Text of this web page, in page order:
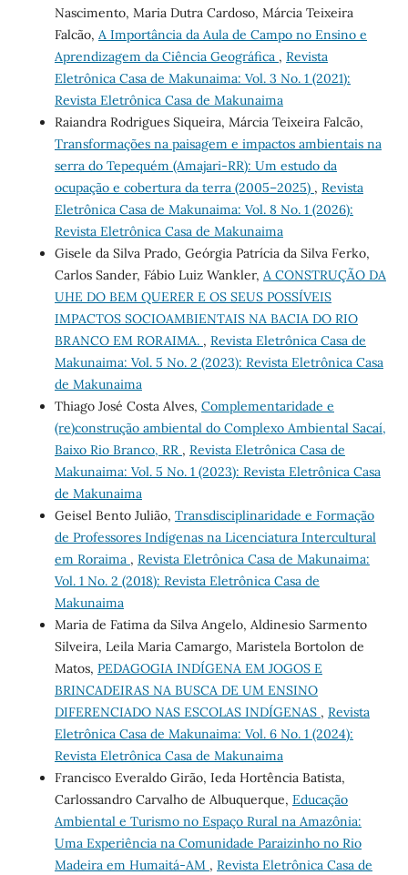
Nascimento, Maria Dutra Cardoso, Márcia Teixeira
Falcão, A Importância da Aula de Campo no Ensino e
Aprendizagem da Ciência Geográfica , Revista
Eletrônica Casa de Makunaima: Vol. 3 No. 1 (2021):
Revista Eletrônica Casa de Makunaima
Raiandra Rodrigues Siqueira, Márcia Teixeira Falcão,
Transformações na paisagem e impactos ambientais na
serra do Tepequém (Amajari-RR): Um estudo da
ocupação e cobertura da terra (2005–2025) , Revista
Eletrônica Casa de Makunaima: Vol. 8 No. 1 (2026):
Revista Eletrônica Casa de Makunaima
Gisele da Silva Prado, Geórgia Patrícia da Silva Ferko,
Carlos Sander, Fábio Luiz Wankler, A CONSTRUÇÃO DA
UHE DO BEM QUERER E OS SEUS POSSÍVEIS
IMPACTOS SOCIOAMBIENTAIS NA BACIA DO RIO
BRANCO EM RORAIMA. , Revista Eletrônica Casa de
Makunaima: Vol. 5 No. 2 (2023): Revista Eletrônica Casa
de Makunaima
Thiago José Costa Alves, Complementaridade e
(re)construção ambiental do Complexo Ambiental Sacaí,
Baixo Rio Branco, RR , Revista Eletrônica Casa de
Makunaima: Vol. 5 No. 1 (2023): Revista Eletrônica Casa
de Makunaima
Geisel Bento Julião, Transdisciplinaridade e Formação
de Professores Indígenas na Licenciatura Intercultural
em Roraima , Revista Eletrônica Casa de Makunaima:
Vol. 1 No. 2 (2018): Revista Eletrônica Casa de
Makunaima
Maria de Fatima da Silva Angelo, Aldinesio Sarmento
Silveira, Leila Maria Camargo, Maristela Bortolon de
Matos, PEDAGOGIA INDÍGENA EM JOGOS E
BRINCADEIRAS NA BUSCA DE UM ENSINO
DIFERENCIADO NAS ESCOLAS INDÍGENAS , Revista
Eletrônica Casa de Makunaima: Vol. 6 No. 1 (2024):
Revista Eletrônica Casa de Makunaima
Francisco Everaldo Girão, Ieda Hortência Batista,
Carlossandro Carvalho de Albuquerque, Educação
Ambiental e Turismo no Espaço Rural na Amazônia:
Uma Experiência na Comunidade Paraizinho no Rio
Madeira em Humaitá-AM , Revista Eletrônica Casa de